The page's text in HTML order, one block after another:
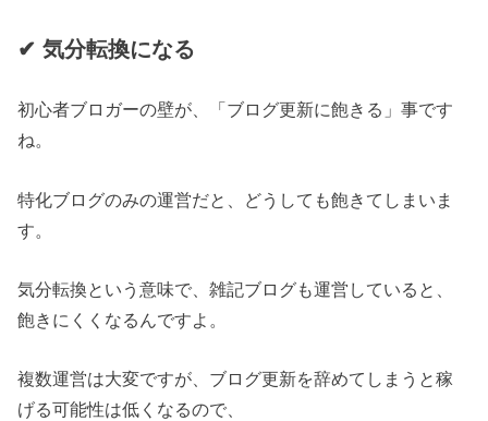
✔︎ 気分転換になる
初心者ブロガーの壁が、「ブログ更新に飽きる」事です
ね。
特化ブログのみの運営だと、どうしても飽きてしまいま
す。
気分転換という意味で、雑記ブログも運営していると、
飽きにくくなるんですよ。
複数運営は大変ですが、ブログ更新を辞めてしまうと稼
げる可能性は低くなるので、